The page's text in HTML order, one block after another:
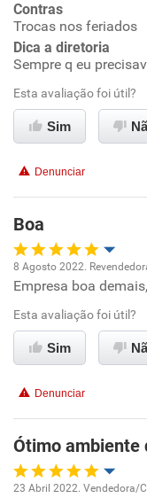
Conciliação com a
Benefícios
Recomenda a
Contras
Trocas nos feriados
Dica a diretoria
Sempre q eu
Esta avaliação foi útil?
Sim
Denunciar
Boa
Oportunidade de
Ambiente de
Benefícios
Recomenda esta
Recomenda a
8 Agosto 2022.
Empresa boa
Esta avaliação foi útil?
Sim
Denunciar
Ótimo ambiente
23 Abril 2022. Vendedora/